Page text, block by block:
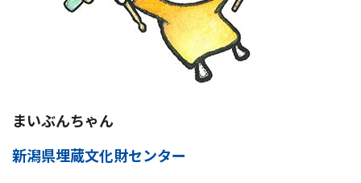
まいぶんちゃん
新潟県埋蔵文化財センター